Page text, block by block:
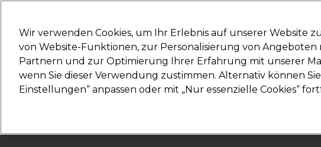
Suchen
Marken Deals Haare Elektrogeräte Saloneinrichtung
Lieferung und Lieferzeiten
Wir verwenden Cookies, um Ihr Erlebnis auf unserer Website
von Website-Funktionen, zur Personalisierung von
Partnern und zur Optimierung Ihrer Erfahrung mit unserer
wenn Sie dieser Verwendung zustimmen. Alternativ können
Einstellungen“ anpassen oder mit „Nur essenzielle Cookies“